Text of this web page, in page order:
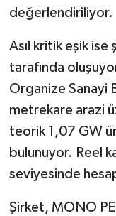
değerlendiriliyor.
Asıl kritik eşik
tarafında
Organize Sanayi
metrekare arazi
teorik 1,07 GW
bulunuyor. Reel
seviyesinde
Şirket, MONO